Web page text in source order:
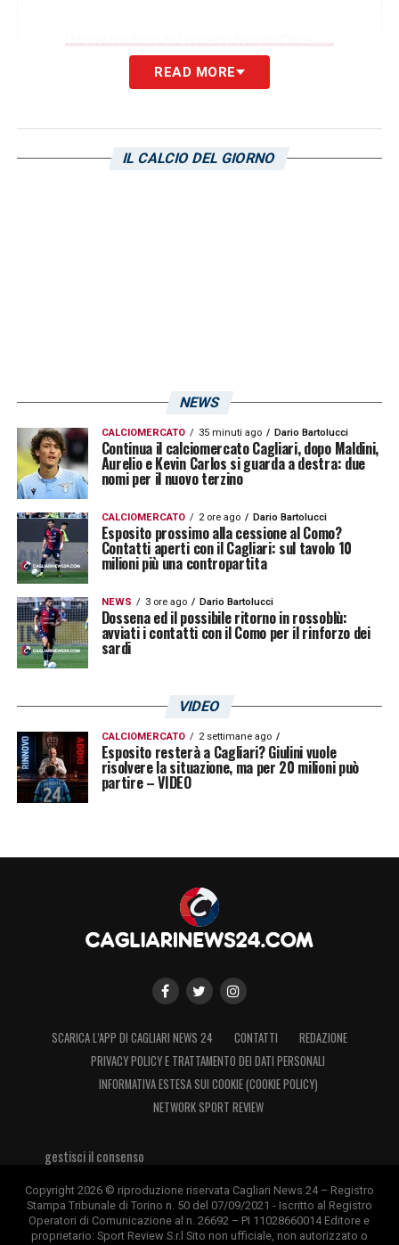
READ MORE
IL CALCIO DEL GIORNO
NEWS
CALCIOMERCATO 35 minuti ago Dario Bartolucci
Continua il calciomercato Cagliari, dopo Maldini,
Aurelio e Kevin Carlos si guarda a destra: due
nomi per il nuovo terzino
CALCIOMERCATO 2 ore ago Dario Bartolucci
Esposito prossimo alla cessione al Como?
Contatti aperti con il Cagliari: sul tavolo 10
milioni più una contropartita
NEWS 3 ore ago Dario Bartolucci
Dossena ed il possibile ritorno in rossoblù:
avviati i contatti con il Como per il rinforzo dei
sardi
VIDEO
CALCIOMERCATO 2 settimane ago
Esposito resterà a Cagliari? Giulini vuole
risolvere la situazione, ma per 20 milioni può
partire – VIDEO
SCARICA L’APP DI CAGLIARI NEWS 24 CONTATTI
REDAZIONE
PRIVACY POLICY E TRATTAMENTO DEI DATI PERSONALI
INFORMATIVA ESTESA SUI COOKIE (COOKIE POLICY)
NETWORK SPORT REVIEW
gestisci il consenso
Copyright 2026 © riproduzione riservata Cagliari News 24 – Registro
Stampa Tribunale di Torino n. 50 del 07/09/2021 - Iscritto al Registro
Operatori di Comunicazione al n. 26692 – PI 11028660014 Editore e
proprietario: Sport Review S.r.l Sito non ufficiale, non autorizzato o